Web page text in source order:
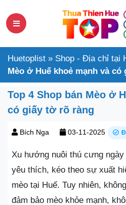
Huetoplist » Shop - Địa chỉ tại
Mèo ở Huế khoẻ mạnh và
Top 4 Shop bán Mèo ở
có giấy tờ rõ ràng
Bích Nga 03-11-2025
Xu hướng nuôi thú cưng
yêu thích, kéo theo sự xuất
mèo tại Huế. Tuy nhiên,
đảm bảo mèo khỏe mạnh,